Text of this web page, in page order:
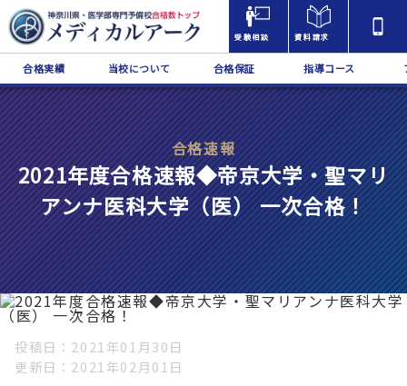
受験相談 資料請求
合格実績 当校について 合格保証 指導コース
合格速報
2021年度合格速報◆帝京大学・聖マリ
アンナ医科大学（医） 一次合格！
投稿日
2021年01月30日
更新日
2021年02月01日